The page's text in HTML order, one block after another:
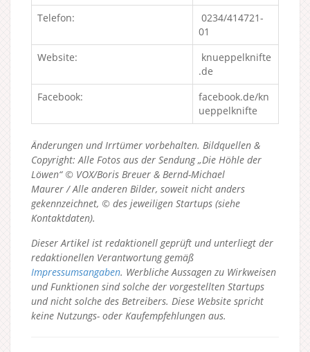
Telefon:
0234/414721-
01
Website:
knueppelknifte
.de
Facebook:
facebook.de/kn
ueppelknifte
Änderungen und Irrtümer vorbehalten. Bildquellen &
Copyright: Alle Fotos aus der Sendung „Die Höhle der
Löwen“ © VOX/Boris Breuer & Bernd-Michael
Maurer / Alle anderen Bilder, soweit nicht anders
gekennzeichnet, © des jeweiligen Startups (siehe
Kontaktdaten).
Dieser Artikel ist redaktionell geprüft und unterliegt der
redaktionellen Verantwortung gemäß
Impressumsangaben. Werbliche Aussagen zu Wirkweisen
und Funktionen sind solche der vorgestellten Startups
und nicht solche des Betreibers. Diese Website spricht
keine Nutzungs- oder Kaufempfehlungen aus.